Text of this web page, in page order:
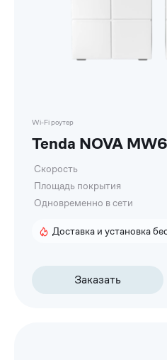
Wi-Fi роутер
Tenda NOVA
Скорость
Площадь покрытия
Одновременно в сети
Доставка и установка
Заказать